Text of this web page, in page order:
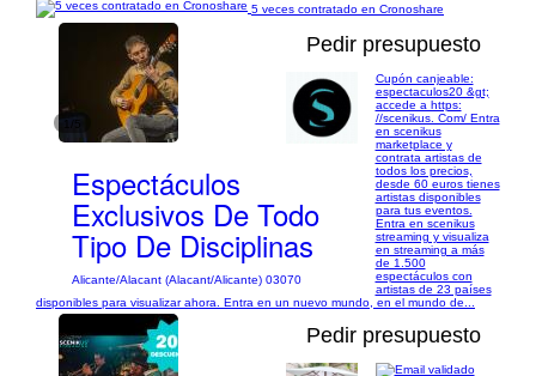
5 veces contratado en Cronoshare
1/5
Pedir presupuesto
Espectáculos
Exclusivos De Todo
Tipo De Disciplinas
Alicante/Alacant (Alacant/Alicante) 03070
Cupón canjeable:
espectaculos20 &gt;
accede a https:
//scenikus. Com/ Entra
en scenikus
marketplace y
contrata artistas de
todos los precios,
desde 60 euros tienes
artistas disponibles
para tus eventos.
Entra en scenikus
streaming y visualiza
en streaming a más
de 1.500
espectáculos con
artistas de 23 países
disponibles para visualizar ahora. Entra en un nuevo mundo, en el mundo de...
Pedir presupuesto